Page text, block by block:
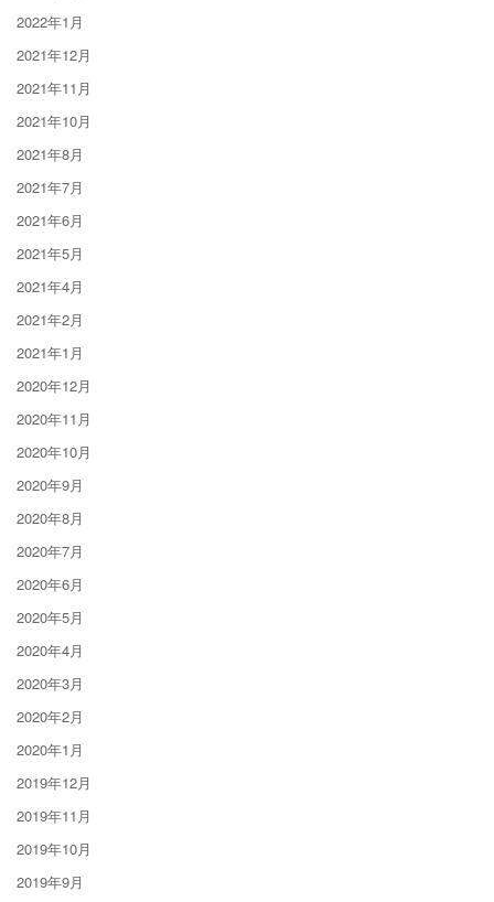
2022年1月
2021年12月
2021年11月
2021年10月
2021年8月
2021年7月
2021年6月
2021年5月
2021年4月
2021年2月
2021年1月
2020年12月
2020年11月
2020年10月
2020年9月
2020年8月
2020年7月
2020年6月
2020年5月
2020年4月
2020年3月
2020年2月
2020年1月
2019年12月
2019年11月
2019年10月
2019年9月